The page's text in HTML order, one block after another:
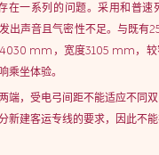
在一系列的问题。采用和普速
出声音且气密性不足。与既有
mm，宽度3105 mm，较
乘坐体验。
端，受电弓间距不能适应不同
新建客运专线的要求，因此不